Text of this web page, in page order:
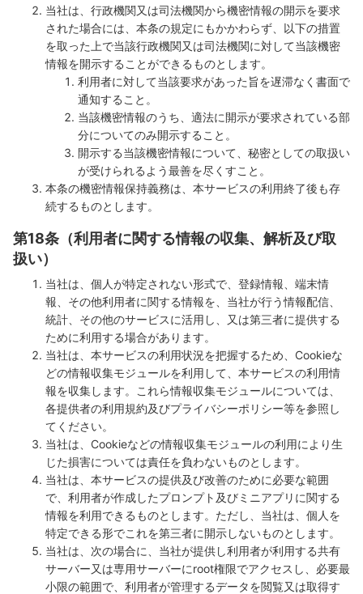
当社は、行政機関又は司法機関から機密情報の開示を要求
された場合には、本条の規定にもかかわらず、以下の措置
を取った上で当該行政機関又は司法機関に対して当該機密
情報を開示することができるものとします。
利用者に対して当該要求があった旨を遅滞なく書面で
通知すること。
当該機密情報のうち、適法に開示が要求されている部
分についてのみ開示すること。
開示する当該機密情報について、秘密としての取扱い
が受けられるよう最善を尽くすこと。
本条の機密情報保持義務は、本サービスの利用終了後も存
続するものとします。
第18条（利用者に関する情報の収集、解析及び取
扱い）
当社は、個人が特定されない形式で、登録情報、端末情
報、その他利用者に関する情報を、当社が行う情報配信、
統計、その他のサービスに活用し、又は第三者に提供する
ために利用する場合があります。
当社は、本サービスの利用状況を把握するため、Cookieな
どの情報収集モジュールを利用して、本サービスの利用情
報を収集します。これら情報収集モジュールについては、
各提供者の利用規約及びプライバシーポリシー等を参照し
てください。
当社は、Cookieなどの情報収集モジュールの利用により生
じた損害については責任を負わないものとします。
当社は、本サービスの提供及び改善のために必要な範囲
で、利用者が作成したプロンプト及びミニアプリに関する
情報を利用できるものとします。ただし、当社は、個人を
特定できる形でこれを第三者に開示しないものとします。
当社は、次の場合に、当社が提供し利用者が利用する共有
サーバー又は専用サーバーにroot権限でアクセスし、必要最
小限の範囲で、利用者が管理するデータを閲覧又は取得す